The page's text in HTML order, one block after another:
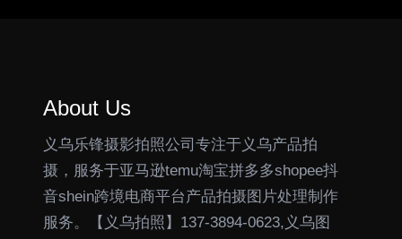
About Us
义乌乐锋摄影拍照公司专注于义乌产品拍
摄，服务于亚马逊temu淘宝拼多多shopee抖
音shein跨境电商平台产品拍摄图片处理制作
服务。【义乌拍照】137-3894-0623,义乌图